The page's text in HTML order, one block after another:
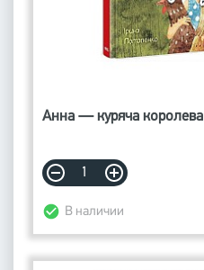
Анна — куряча королева
В наличии